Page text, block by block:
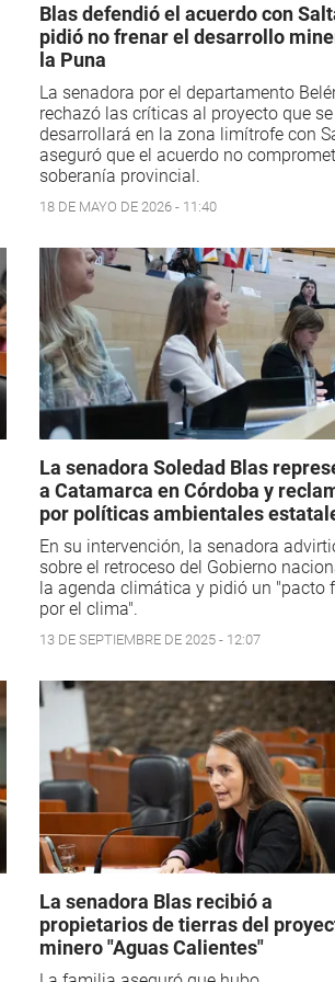
Blas defendió el acuerdo con
pidió no frenar el desarrollo
la Puna
La senadora por el departamento
rechazó las críticas al proyecto que se
desarrollará en la zona limítrofe con
aseguró que el acuerdo no
soberanía provincial.
18 DE MAYO DE 2026 - 11:40
La senadora Soledad Blas
a Catamarca en Córdoba y
por políticas ambientales
En su intervención, la senadora
sobre el retroceso del Gobierno
la agenda climática y pidió un "pacto
por el clima".
13 DE SEPTIEMBRE DE 2025 - 12:07
La senadora Blas recibió a
propietarios de tierras del
minero "Aguas Calientes"